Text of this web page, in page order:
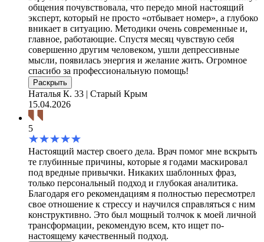
общения почувствовала, что передо мной настоящий
эксперт, который не просто «отбывает номер», а глубоко
вникает в ситуацию. Методики очень современные и,
главное, работающие. Спустя месяц чувствую себя
совершенно другим человеком, ушли депрессивные
мысли, появилась энергия и желание жить. Огромное
спасибо за профессиональную помощь!
Раскрыть
Наталья К. 33 | Старый Крым
15.04.2026
5
Настоящий мастер своего дела. Врач помог мне вскрыть
те глубинные причины, которые я годами маскировал
под вредные привычки. Никаких шаблонных фраз,
только персональный подход и глубокая аналитика.
Благодаря его рекомендациям я полностью пересмотрел
свое отношение к стрессу и научился справляться с ним
конструктивно. Это был мощный толчок к моей личной
трансформации, рекомендую всем, кто ищет по-
настоящему качественный подход.